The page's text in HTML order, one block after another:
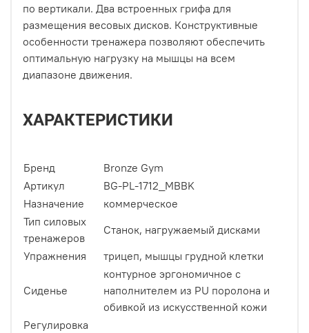
по вертикали. Два встроенных грифа для
размещения весовых дисков. Конструктивные
особенности тренажера позволяют обеспечить
оптимальную нагрузку на мышцы на всем
диапазоне движения.
ХАРАКТЕРИСТИКИ
Бренд
Bronze Gym
Артикул
BG-PL-1712_MBBK
Назначение
коммерческое
Тип силовых
тренажеров
Станок, нагружаемый дисками
Упражнения
трицеп, мышцы грудной клетки
Сиденье
контурное эргономичное с
наполнителем из PU поролона и
обивкой из искусственной кожи
Регулировка